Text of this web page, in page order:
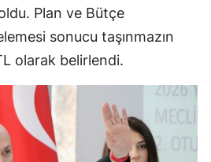
Plan ve Bütçe
sonucu taşınmazın
olarak belirlendi.